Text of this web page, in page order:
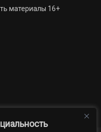
материалы 16+